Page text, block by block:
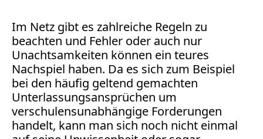
Im Netz gibt es zahlreiche Regeln zu
beachten und Fehler oder auch nur
Unachtsamkeiten können ein teures
Nachspiel haben. Da es sich zum Beispiel
bei den häufig geltend gemachten
Unterlassungsansprüchen um
verschulensunabhängige Forderungen
handelt, kann man sich noch nicht einmal
Vita
Kontakt
Datenschutz